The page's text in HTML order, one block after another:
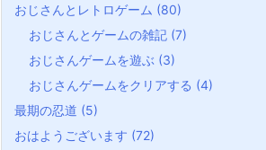
おじさんとレトロゲーム (80)
おじさんとゲームの雑記 (7)
おじさんゲームを遊ぶ (3)
おじさんゲームをクリアする (4)
最期の忍道 (5)
おはようございます (72)